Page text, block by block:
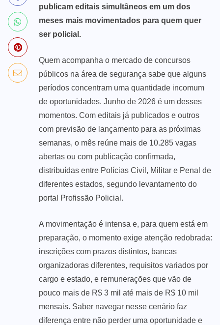
publicam editais simultâneos em um dos
meses mais movimentados para quem quer
ser policial.
Quem acompanha o mercado de concursos
públicos na área de segurança sabe que alguns
períodos concentram uma quantidade incomum
de oportunidades. Junho de 2026 é um desses
momentos. Com editais já publicados e outros
com previsão de lançamento para as próximas
semanas, o mês reúne mais de 10.285 vagas
abertas ou com publicação confirmada,
distribuídas entre Polícias Civil, Militar e Penal de
diferentes estados, segundo levantamento do
portal Profissão Policial.
A movimentação é intensa e, para quem está em
preparação, o momento exige atenção redobrada:
inscrições com prazos distintos, bancas
organizadoras diferentes, requisitos variados por
cargo e estado, e remunerações que vão de
pouco mais de R$ 3 mil até mais de R$ 10 mil
mensais. Saber navegar nesse cenário faz
diferença entre não perder uma oportunidade e